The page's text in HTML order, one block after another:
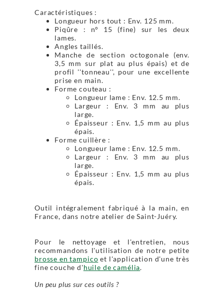
Caractéristiques :
Longueur hors tout : Env. 125 mm.
Piqûre : n° 15 (fine) sur les deux
lames.
Angles taillés.
Manche de section octogonale (env.
3,5 mm sur plat au plus épais) et de
profil ''tonneau'', pour une excellente
prise en main.
Forme couteau :
Longueur lame : Env. 12.5 mm.
Largeur : Env. 3 mm au plus
large.
Épaisseur : Env. 1,5 mm au plus
épais.
Forme cuillère :
Longueur lame : Env. 12.5 mm.
Largeur : Env. 3 mm au plus
large.
Épaisseur : Env. 1,5 mm au plus
épais.
Outil intégralement fabriqué à la main, en
France, dans notre atelier de Saint-Juéry.
Pour le nettoyage et l'entretien, nous
recommandons l'utilisation de notre petite
brosse en tampico et l'application d'une très
fine couche d'huile de camélia.
Un peu plus sur ces outils ?